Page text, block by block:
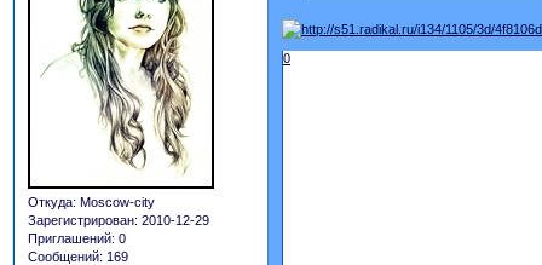
Откуда: Moscow-city
Зарегистрирован: 2010-12-29
Приглашений: 0
Сообщений: 169
0